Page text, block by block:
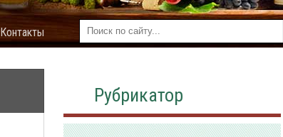
Контакты
Рубрикатор